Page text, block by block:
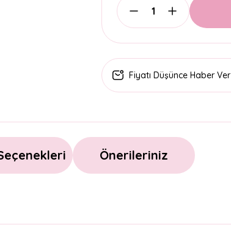
Fiyatı Düşünce Haber Ver
Önerileriniz